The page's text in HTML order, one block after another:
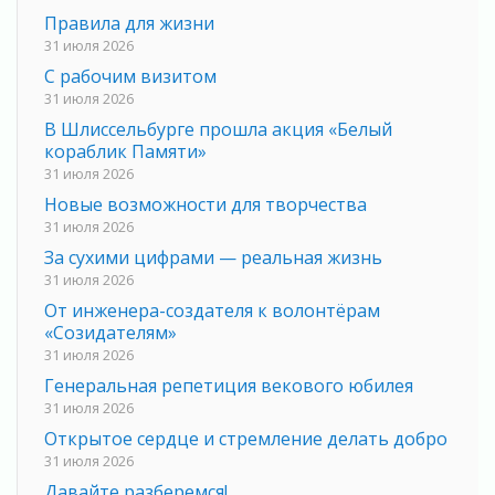
Правила для жизни
31 июля 2026
С рабочим визитом
31 июля 2026
В Шлиссельбурге прошла акция «Белый
кораблик Памяти»
31 июля 2026
Новые возможности для творчества
31 июля 2026
За сухими цифрами — реальная жизнь
31 июля 2026
От инженера-создателя к волонтёрам
«Созидателям»
31 июля 2026
Генеральная репетиция векового юбилея
31 июля 2026
Открытое сердце и стремление делать добро
31 июля 2026